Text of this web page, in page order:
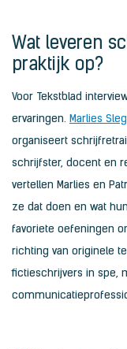
Wat leveren
praktijk op?
Voor Tekstblad
ervaringen. Marlies
organiseert
schrijfster, docent en
vertellen Marlies en
ze dat doen en wat
favoriete oefeningen
richting van originele
fictieschrijvers in spe,